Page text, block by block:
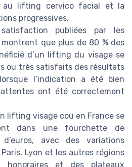
au lifting cervico facial et la
progressives.
publiées par les
que plus de 80 % des
d’un lifting du visage se
ou très satisfaits des résultats
l’indication a été bien
ont été correctement
lifting visage cou en France se
dans une fourchette de
avec des variations
Lyon et les autres régions
et des plateaux